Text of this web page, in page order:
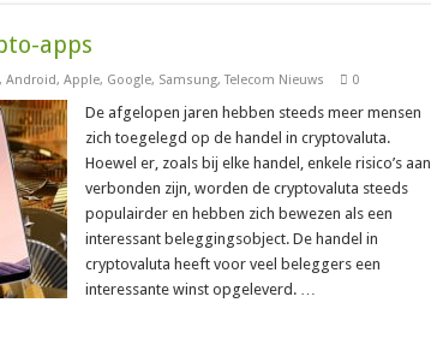
apps
, Android, Apple, Google, Samsung,Telecom Nieuws 0
De afgelopen jaren hebben steeds meer mensen
zich toegelegd op de handel in cryptovaluta.
Hoewel er, zoals bij elke handel, enkele risico’s aan
verbonden zijn, worden de cryptovaluta steeds
populairder en hebben zich bewezen als een
interessant beleggingsobject. De handel in
cryptovaluta heeft voor veel beleggers een
interessante winst opgeleverd. …